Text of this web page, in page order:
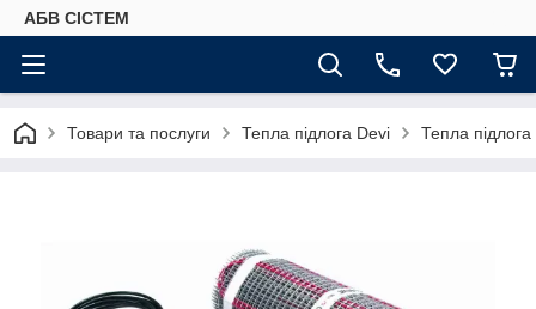
АБВ СІСТЕМ
Товари та послуги Тепла підлога Devi Тепла